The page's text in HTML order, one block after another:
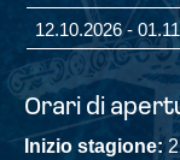
12.10.2026 -
Orari di
Inizio stagione: